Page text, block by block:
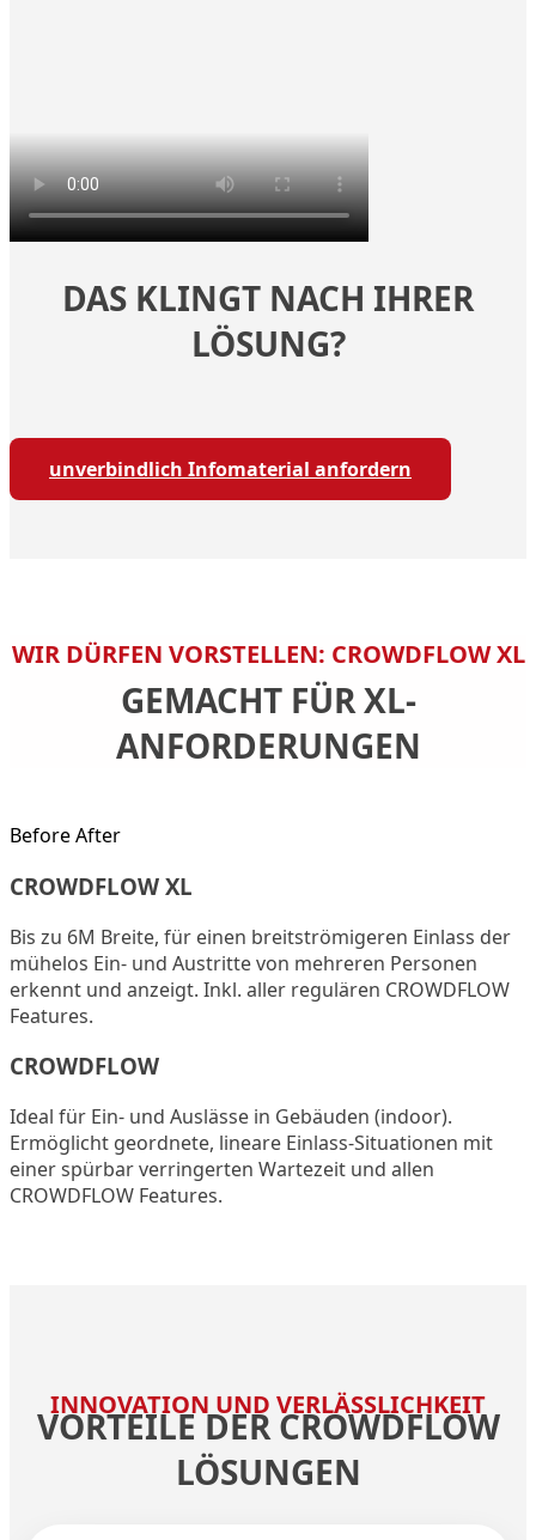
DAS KLINGT NACH IHRER
LÖSUNG?
unverbindlich Infomaterial anfordern
WIR DÜRFEN VORSTELLEN: CROWDFLOWXL
GEMACHT FÜR XL-
ANFORDERUNGEN
BeforeAfter
CROWDFLOW XL
Bis zu 6M Breite, für einen breitströmigeren Einlass der
mühelos Ein- und Austritte von mehreren Personen
erkennt und anzeigt. Inkl. aller regulären CROWDFLOW
Features.
CROWDFLOW
Ideal für Ein- und Auslässe in Gebäuden (indoor).
Ermöglicht geordnete, lineare Einlass-Situationen mit
einer spürbar verringerten Wartezeit und allen
CROWDFLOW Features.
INNOVATION UND VERLÄSSLICHKEIT
VORTEILE DER CROWDFLOW
LÖSUNGEN